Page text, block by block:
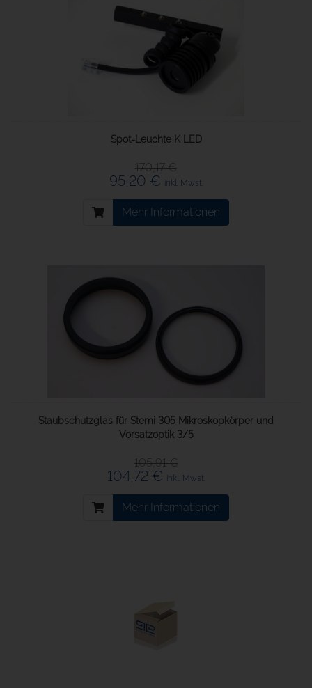
Spot-Leuchte K LED
170,17 €
95,20 € inkl. Mwst.
Mehr Informationen
Staubschutzglas für Stemi 305 Mikroskopkörper und
Vorsatzoptik 3/5
105,91 €
104,72 € inkl. Mwst.
Mehr Informationen